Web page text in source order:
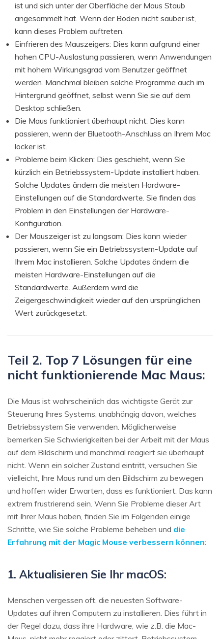
ist und sich unter der Oberfläche der Maus Staub
angesammelt hat. Wenn der Boden nicht sauber ist,
kann dieses Problem auftreten.
Einfrieren des Mauszeigers: Dies kann aufgrund einer
hohen CPU-Auslastung passieren, wenn Anwendungen
mit hohem Wirkungsgrad vom Benutzer geöffnet
werden. Manchmal bleiben solche Programme auch im
Hintergrund geöffnet, selbst wenn Sie sie auf dem
Desktop schließen.
Die Maus funktioniert überhaupt nicht: Dies kann
passieren, wenn der Bluetooth-Anschluss an Ihrem Mac
locker ist.
Probleme beim Klicken: Dies geschieht, wenn Sie
kürzlich ein Betriebssystem-Update installiert haben.
Solche Updates ändern die meisten Hardware-
Einstellungen auf die Standardwerte. Sie finden das
Problem in den Einstellungen der Hardware-
Konfiguration.
Der Mauszeiger ist zu langsam: Dies kann wieder
passieren, wenn Sie ein Betriebssystem-Update auf
Ihrem Mac installieren. Solche Updates ändern die
meisten Hardware-Einstellungen auf die
Standardwerte. Außerdem wird die
Zeigergeschwindigkeit wieder auf den ursprünglichen
Wert zurückgesetzt.
Teil 2. Top 7 Lösungen für eine
nicht funktionierende Mac Maus:
Die Maus ist wahrscheinlich das wichtigste Gerät zur
Steuerung Ihres Systems, unabhängig davon, welches
Betriebssystem Sie verwenden. Möglicherweise
bemerken Sie Schwierigkeiten bei der Arbeit mit der Maus
auf dem Bildschirm und manchmal reagiert sie überhaupt
nicht. Wenn ein solcher Zustand eintritt, versuchen Sie
vielleicht, Ihre Maus rund um den Bildschirm zu bewegen
und hoffen wider Erwarten, dass es funktioniert. Das kann
extrem frustrierend sein. Wenn Sie Probleme dieser Art
mit Ihrer Maus haben, finden Sie im Folgenden einige
Schritte, wie Sie solche Probleme beheben und die
Erfahrung mit der Magic Mouse verbessern können:
1. Aktualisieren Sie Ihr macOS:
Menschen vergessen oft, die neuesten Software-
Updates auf ihren Computern zu installieren. Dies führt in
der Regel dazu, dass ihre Hardware, wie z.B. die Mac-